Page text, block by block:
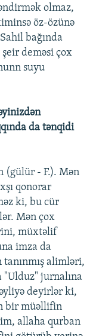
olmaz,
öz-özünə
bağında
deməsi çox
suyu
da tənqidi
(gülür - F.). Mən
qonorar
ki, bu cür
Mən çox
müxtəlif
imza da
alimləri,
"Ulduz" jurnalına
deyirlər ki,
bir müəllifin
allaha qurban